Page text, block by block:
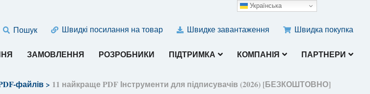
Пошук Швидкі посилання на товар Швидке завантаження Швидка покупка
ЗАМОВЛЕННЯ РОЗРОБНИКИ ПІДТРИМКА КОМПАНІЯ ПАРТНЕРИ
файлів> 11 найкраще PDF Інструменти для підписувачів (2026) [БЕЗКОШТОВНО]
Українська